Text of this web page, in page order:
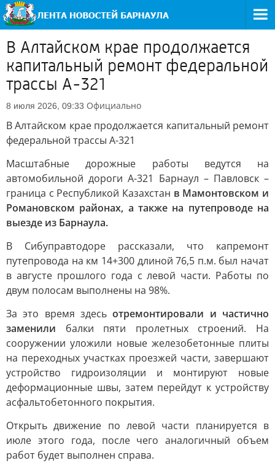
В Алтайском крае продолжается
капитальный ремонт федеральной
трассы А-321
8 июля 2026, 09:33 Официально
В Алтайском крае продолжается капитальный ремонт
федеральной трассы А-321
Масштабные дорожные работы ведутся на
автомобильной дороги А-321 Барнаул – Павловск –
граница с Республикой Казахстан в Мамонтовском и
Романовском районах, а также на путепроводе на
выезде из Барнаула.
В Сибуправтодоре рассказали, что капремонт
путепровода на км 14+300 длиной 76,5 п.м. был начат
в августе прошлого года с левой части. Работы по
двум полосам выполнены на 98%.
За это время здесьотремонтировали и частично
заменили балки пяти пролетных строений. На
сооружении уложили новые железобетонные плиты
на переходных участках проезжей части, завершают
устройство гидроизоляции и монтируют новые
деформационные швы, затем перейдут к устройству
асфальтобетонного покрытия.
Открыть движение по левой части планируется в
июле этого года, после чего аналогичный объем
работ будет выполнен справа.